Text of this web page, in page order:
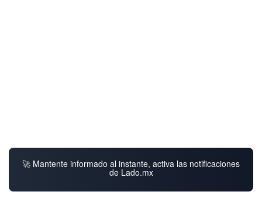
🚀 Mantente informado al instante, activa las notificaciones
de Lado.mx